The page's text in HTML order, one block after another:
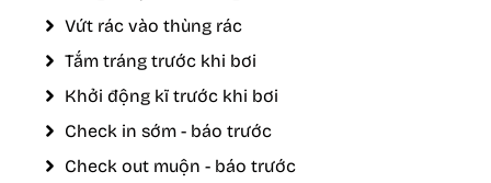
Vứt rác vào thùng rác
Tắm tráng trước khi bơi
Khởi động kĩ trước khi bơi
Check in sớm - báo trước
Check out muộn - báo trước